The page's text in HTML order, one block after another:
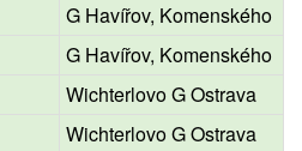
G Havířov, Komenského
G Havířov, Komenského
Wichterlovo G Ostrava
Wichterlovo G Ostrava